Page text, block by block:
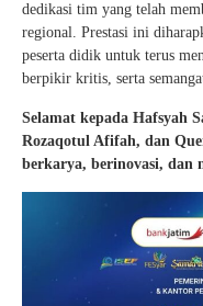
dedikasi tim yang telah
regional. Prestasi ini
peserta didik untuk terus
berpikir kritis, serta
Selamat kepada Hafsyah
Rozaqotul Afifah, dan
berkarya, berinovasi, dan